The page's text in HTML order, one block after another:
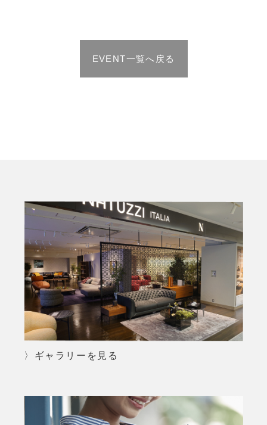
EVENT一覧へ戻る
〉ギャラリーを見る